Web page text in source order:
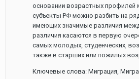
основании возрастных профилей
субъекты РФ можно разбить на
имеющих значимые различия
различия касаются в первую
самых молодых, студенческих,
также в старших или пожилых
Ключевые слова: Миграция,